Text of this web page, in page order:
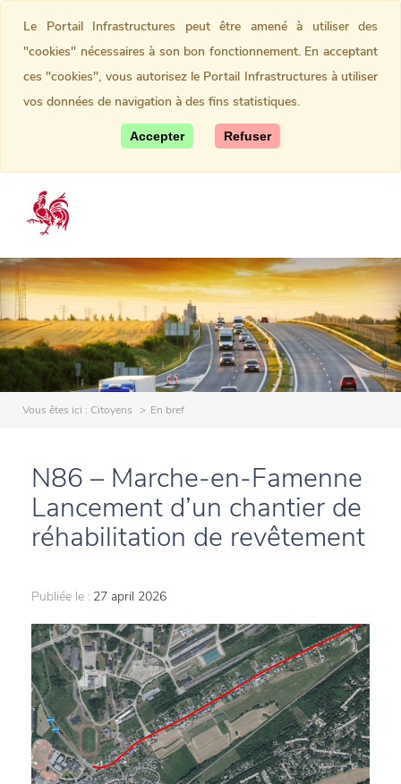
Vous êtes ici : Citoyens En bref
N86 – Marche-en-Famenne
Lancement d’un chantier de
réhabilitation de revêtement
Publiée le : 27 april 2026
Le Portail Infrastructures peut être amené à utiliser des
"cookies" nécessaires à son bon fonctionnement. En acceptant
ces "cookies", vous autorisez le Portail Infrastructures à utiliser
vos données de navigation à des fins statistiques.
Accepter Refuser